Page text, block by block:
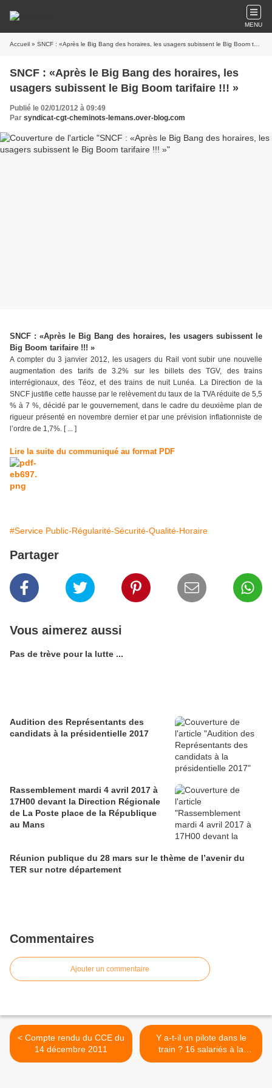
MENU
Accueil » SNCF : «Après le Big Bang des horaires, les usagers subissent le Big Boom tarifaire !!! »
SNCF : «Après le Big Bang des horaires, les
usagers subissent le Big Boom tarifaire !!! »
Publié le 02/01/2012 à 09:49
Par syndicat-cgt-cheminots-lemans.over-blog.com
SNCF : «Après le Big Bang des horaires, les usagers subissent le
Big Boom tarifaire !!! »
A compter du 3 janvier 2012, les usagers du Rail vont subir une nouvelle
augmentation des tarifs de 3.2% sur les billets des TGV, des trains
interrégionaux, des Téoz, et des trains de nuit Lunéa. La Direction de la
SNCF justifie cette hausse par le relèvement du taux de la TVA réduite de 5,5
% à 7 %, décidé par le gouvernement, dans le cadre du deuxième plan de
rigueur présenté en novembre dernier et par une prévision inflationniste de
l’ordre de 1,7%. [ ... ]
Lire la suite du communiqué au format PDF
#Service Public-Régularité-Sécurité-Qualité-Horaire
Partager
Vous aimerez aussi
Pas de trève pour la lutte ...
Audition des Représentants des
candidats à la présidentielle 2017
Rassemblement mardi 4 avril 2017 à
17H00 devant la Direction Régionale
de La Poste place de la République
au Mans
Réunion publique du 28 mars sur le thème de l’avenir du
TER sur notre département
Commentaires
Ajouter un commentaire
< Compte rendu du CCE du
14 décembre 2011
Y a-t-il un pilote dans le
train ? 16 salariés à la
dérive, où sont nos